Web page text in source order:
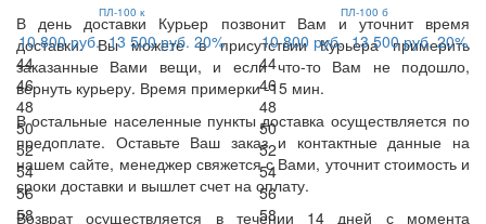
В день доставки Курьер позвонит Вам и уточнит время
доставки. Вы можете в присутствии Курьера примерить
заказанные Вами вещи, и если что-то Вам не подошло,
вернуть курьеру. Время примерки -15 мин.
В остальные населенные пункты доставка осуществляется по
предоплате. Оставьте Ваш заказ и контактные данные на
нашем сайте, менеджер свяжется с Вами, уточнит стоимость и
сроки доставки и вышлет счет на оплату.
Возврат осуществляется в течении 14 дней с момента
ПЛ-100 к
10 800 руб. 13 500 руб. 20%
44
46
48
50
52
54
56
58
ПЛ-100 б
10 800 руб. 13 500 руб. 20%
44
46
48
50
52
54
56
58